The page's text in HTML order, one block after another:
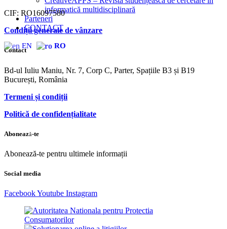
informatică multidisciplinară
Parteneri
CONTACT
EN RO
CIF: RO16097580
Condiții generale de vânzare
Contact
Bd-ul Iuliu Maniu, Nr. 7, Corp C, Parter, Spațiile B3 și B19
București, România
Termeni și condiții
Politică de confidențialitate
Abonează-te
Abonează-te pentru ultimele informații
Social media
FacebookYoutube Instagram